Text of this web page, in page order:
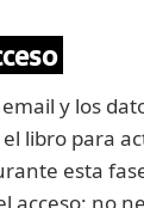
y los
libro para
esta